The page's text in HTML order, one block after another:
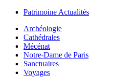
Patrimoine Actualités
Archéologie
Cathédrales
Mécénat
Notre-Dame de Paris
Sanctuaires
Voyages